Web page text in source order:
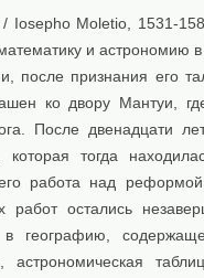
Iosepho Moletio, 1531-
и астрономию
после признания его
ко двору Мантуи,
После двенадцати
тогда
работа над реформой
работ остались
в географию,